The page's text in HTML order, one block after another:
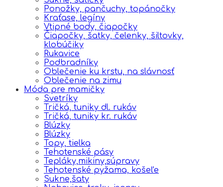
Ponožky, pančuchy, topánočky
Kraťase, legíny
Vtipné body, čiapočky
Čiapočky, šatky, čelenky, šiltovky,
klobúčiky
Rukavice
Podbradníky
Oblečenie ku krstu, na slávnosť
Oblečenie na zimu
Móda pre mamičky
Svetríky
Tričká, tuniky dl. rukáv
Tričká, tuniky kr. rukáv
Blúzky
Blúzky
Topy, tielka
Tehotenské pásy
Tepláky,mikiny,súpravy
Tehotenské pyžama, košeľe
Sukne,šaty